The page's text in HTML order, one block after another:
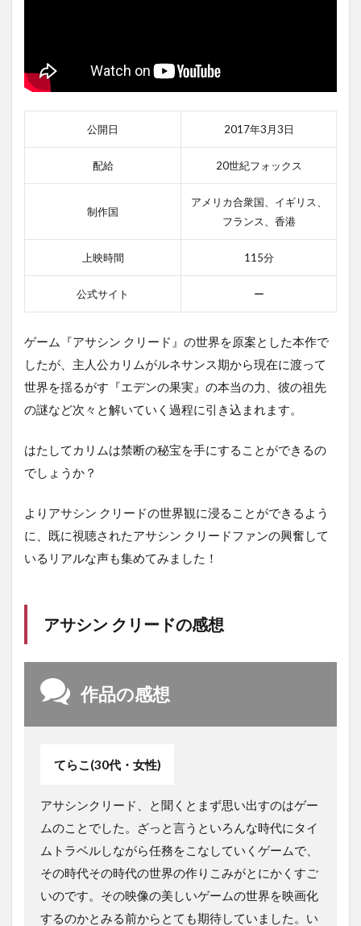
公開日 2017年3月3日
配給 20世紀フォックス
制作国
アメリカ合衆国、イギリス、
フランス、香港
上映時間 115分
公式サイト ー
ゲーム『アサシン クリード』の世界を原案とした本作で
したが、主人公カリムがルネサンス期から現在に渡って
世界を揺るがす『エデンの果実』の本当の力、彼の祖先
の謎など次々と解いていく過程に引き込まれます。
はたしてカリムは禁断の秘宝を手にすることができるの
でしょうか？
よりアサシン クリードの世界観に浸ることができるよう
に、既に視聴されたアサシン クリードファンの興奮して
いるリアルな声も集めてみました！
アサシン クリードの感想
作品の感想
てらこ(30代・女性)
アサシンクリード、と聞くとまず思い出すのはゲー
ムのことでした。ざっと言うといろんな時代にタイ
ムトラベルしながら任務をこなしていくゲームで、
その時代その時代の世界の作りこみがとにかくすご
いのです。その映像の美しいゲームの世界を映画化
するのかとみる前からとても期待していました。い